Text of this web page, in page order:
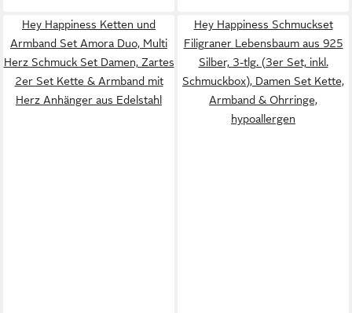
Hey Happiness Ketten und
Armband Set Amora Duo, Multi
Herz Schmuck Set Damen, Zartes
2er Set Kette & Armband mit
Herz Anhänger aus Edelstahl
Hey Happiness Schmuckset
Filigraner Lebensbaum aus 925
Silber, 3-tlg. (3er Set, inkl.
Schmuckbox), Damen Set Kette,
Armband & Ohrringe,
hypoallergen